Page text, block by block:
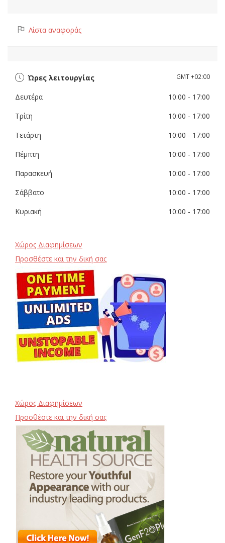
Λίστα αναφοράς
Ώρες λειτουργίας GMT +02:00
Δευτέρα 10:00 - 17:00
Τρίτη
10:00 - 17:00
Τετάρτη
10:00 - 17:00
Πέμπτη
10:00 - 17:00
Παρασκευή
10:00 - 17:00
Σάββατο
10:00 - 17:00
Κυριακή
10:00 - 17:00
Χώρος Διαφημίσεων
Προσθέστε και την δική σας
Χώρος Διαφημίσεων
Προσθέστε και την δική σας